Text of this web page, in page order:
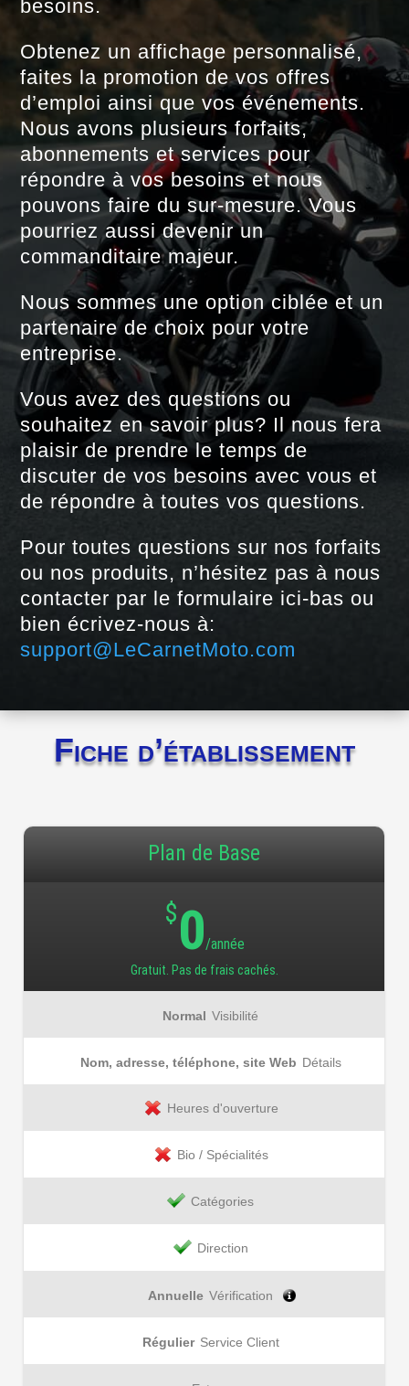
besoins.
Obtenez un affichage personnalisé,
faites la promotion de vos offres
d’emploi ainsi que vos événements.
Nous avons plusieurs forfaits,
abonnements et services pour
répondre à vos besoins et nous
pouvons faire du sur-mesure. Vous
pourriez aussi devenir un
commanditaire majeur.
Nous sommes une option ciblée et un
partenaire de choix pour votre
entreprise.
Vous avez des questions ou
souhaitez en savoir plus? Il nous fera
plaisir de prendre le temps de
discuter de vos besoins avec vous et
de répondre à toutes vos questions.
Pour toutes questions sur nos forfaits
ou nos produits, n’hésitez pas à nous
contacter par le formulaire ici-bas ou
bien écrivez-nous à:
support@LeCarnetMoto.com
Fiche d’établissement
Plan de Base
$0/année
Gratuit. Pas de frais cachés.
Normal Visibilité
Nom, adresse, téléphone, site Web Détails
Heures d'ouverture
Bio / Spécialités
Catégories
Direction
Annuelle Vérification
Régulier Service Client